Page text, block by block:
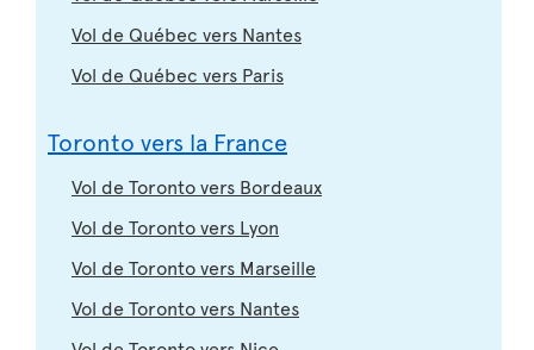
Vol de Québec vers Nantes
Vol de Québec vers Paris
Toronto vers la France
Vol de Toronto vers Bordeaux
Vol de Toronto vers Lyon
Vol de Toronto vers Marseille
Vol de Toronto vers Nantes